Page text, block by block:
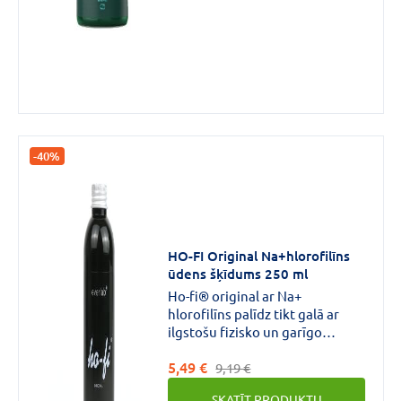
-40%
HO-FI Original Na+hlorofilīns
ūdens šķīdums 250 ml
Ho-fi® original ar Na+
hlorofilīns palīdz tikt galā ar
ilgstošu fizisko un garīgo
imunitāti, izvada toksīnus,
atjauno un aktivizē vielmaiņas
5,49 € 9,19 €